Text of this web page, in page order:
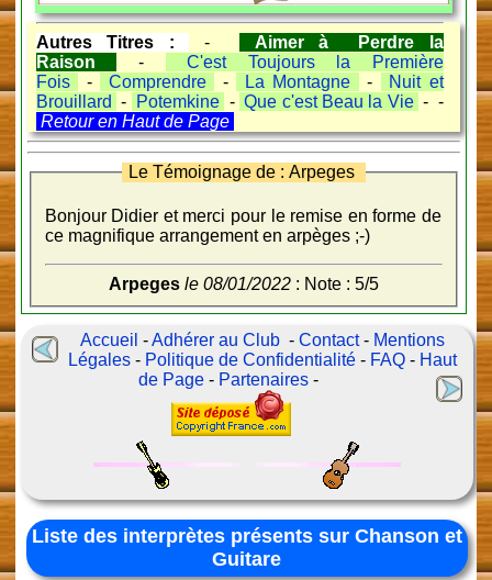
Autres Titres : -
Aimer à Perdre la
Raison
-
C'est Toujours la Première
Fois
- Comprendre - La Montagne -
Nuit et
Brouillard - Potemkine - Que c'est Beau la Vie - -
Retour en Haut de Page
Le Témoignage de : Arpeges
Bonjour Didier et merci pour le remise en forme de
ce magnifique arrangement en arpèges ;-)
Arpeges le 08/01/2022: Note : 5/5
Accueil -Adhérer au Club -Contact- Mentions
Légales - Politique de Confidentialité - FAQ - Haut
de Page - Partenaires -
Liste des interprètes présents sur Chanson et
Guitare